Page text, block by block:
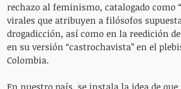
rechazo al feminismo, catalogado como
virales que atribuyen a filósofos
drogadicción, así como en la reedición
en su versión “castrochavista” en el
Colombia.
En nuestro país, se instala la idea de